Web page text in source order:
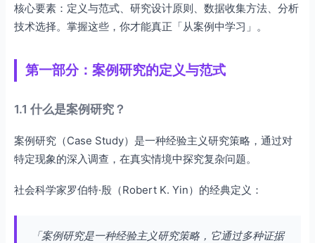
核心要素：定义与范式、研究设计原则、数据收集方法、分析
技术选择。掌握这些，你才能真正「从案例中学习」。
第一部分：案例研究的定义与范式
1.1 什么是案例研究？
案例研究（Case Study）是一种经验主义研究策略，通过对
特定现象的深入调查，在真实情境中探究复杂问题。
社会科学家罗伯特·殷（Robert K. Yin）的经典定义：
「案例研究是一种经验主义研究策略，它通过多种证据